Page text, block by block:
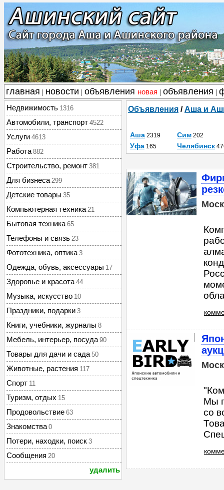
главная новости объявления новая объявления
Недвижимость 1316
Автомобили, транспорт 4522
Услуги 4613
Работа 882
Строительство, ремонт 381
Для бизнеса 299
Детские товары 35
Компьютерная техника 21
Бытовая техника 65
Телефоны и связь 23
Фототехника, оптика 3
Одежда, обувь, аксессуары 17
Здоровье и красота 44
Музыка, искусство 10
Праздники, подарки 3
Книги, учебники, журналы 8
Мебель, интерьер, посуда 90
Товары для дачи и сада 50
Животные, растения 117
Спорт 11
Туризм, отдых 15
Продовольствие 63
Знакомства 0
Потери, находки, поиск 3
Сообщения 20
удалить
Объявления /Аша и
Аша 2319 Сим 202
Уфа 165 Челябинск
Мы
со